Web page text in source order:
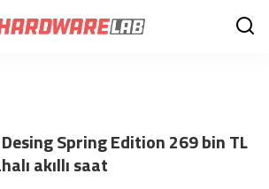
Spring Edition 269 bin TL
akıllı saat